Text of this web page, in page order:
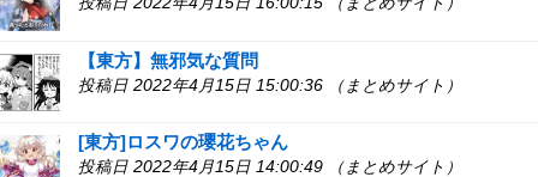
【東方】無邪気な質問
投稿日 2022年4月15日 15:00:36 （まとめサイト）
[東方]ロスワの瓔花ちゃん
投稿日 2022年4月15日 14:00:49 （まとめサイト）